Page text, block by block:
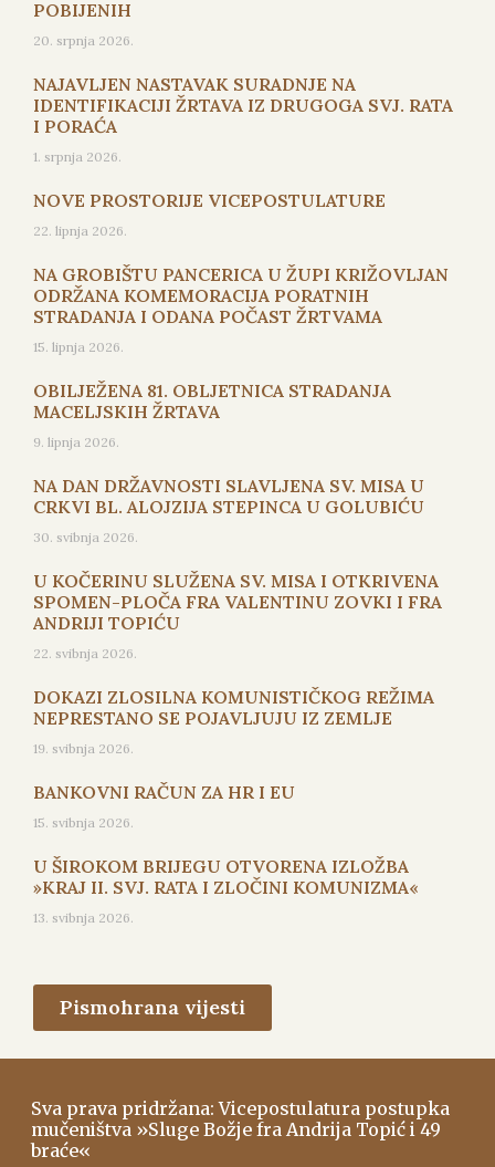
POBIJENIH
20. srpnja 2026.
NAJAVLJEN NASTAVAK SURADNJE NA
IDENTIFIKACIJI ŽRTAVA IZ DRUGOGA SVJ. RATA
I PORAĆA
1. srpnja 2026.
NOVE PROSTORIJE VICEPOSTULATURE
22. lipnja 2026.
NA GROBIŠTU PANCERICA U ŽUPI KRIŽOVLJAN
ODRŽANA KOMEMORACIJA PORATNIH
STRADANJA I ODANA POČAST ŽRTVAMA
15. lipnja 2026.
OBILJEŽENA 81. OBLJETNICA STRADANJA
MACELJSKIH ŽRTAVA
9. lipnja 2026.
NA DAN DRŽAVNOSTI SLAVLJENA SV. MISA U
CRKVI BL. ALOJZIJA STEPINCA U GOLUBIĆU
30. svibnja 2026.
U KOČERINU SLUŽENA SV. MISA I OTKRIVENA
SPOMEN-PLOČA FRA VALENTINU ZOVKI I FRA
ANDRIJI TOPIĆU
22. svibnja 2026.
DOKAZI ZLOSILNA KOMUNISTIČKOG REŽIMA
NEPRESTANO SE POJAVLJUJU IZ ZEMLJE
19. svibnja 2026.
BANKOVNI RAČUN ZA HR I EU
15. svibnja 2026.
U ŠIROKOM BRIJEGU OTVORENA IZLOŽBA
»KRAJ II. SVJ. RATA I ZLOČINI KOMUNIZMA«
13. svibnja 2026.
Pismohrana vijesti
Sva prava pridržana: Vicepostulatura postupka
mučeništva »Sluge Božje fra Andrija Topić i 49
braće«